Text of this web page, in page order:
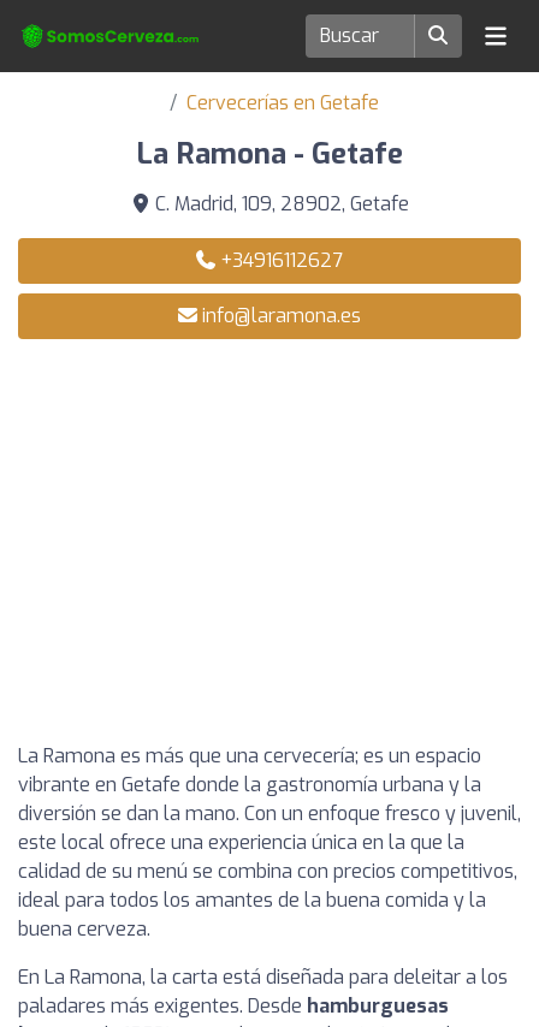
Cervecerías en Getafe
La Ramona - Getafe
C. Madrid, 109, 28902, Getafe
+34916112627
info@laramona.es
La Ramona es más que una cervecería; es un espacio
vibrante en Getafe donde la gastronomía urbana y la
diversión se dan la mano. Con un enfoque fresco y juvenil,
este local ofrece una experiencia única en la que la
calidad de su menú se combina con precios competitivos,
ideal para todos los amantes de la buena comida y la
buena cerveza.
En La Ramona, la carta está diseñada para deleitar a los
paladares más exigentes. Desde hamburguesas